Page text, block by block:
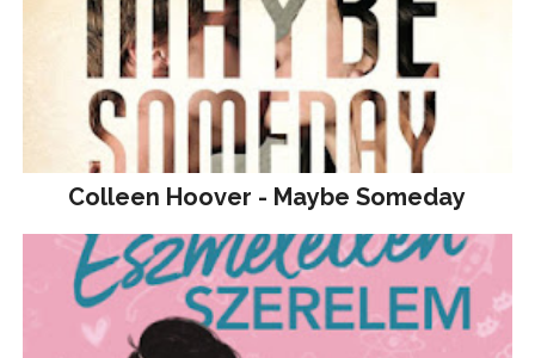
Colleen Hoover - Maybe Someday